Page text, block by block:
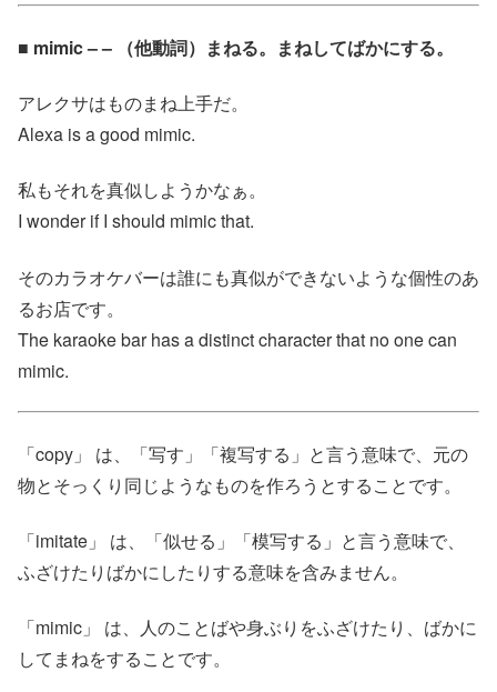
■ mimic – – （他動詞）まねる。まねしてばかにする。
アレクサはものまね上手だ。
Alexa is a good mimic.
私もそれを真似しようかなぁ。
I wonder if I should mimic that.
そのカラオケバーは誰にも真似ができないような個性のあ
るお店です。
The karaoke bar has a distinct character that no one can
mimic.
「copy」 は、「写す」「複写する」と言う意味で、元の
物とそっくり同じようなものを作ろうとすることです。
「imitate」 は、「似せる」「模写する」と言う意味で、
ふざけたりばかにしたりする意味を含みません。
「mimic」 は、人のことばや身ぶりをふざけたり、ばかに
してまねをすることです。